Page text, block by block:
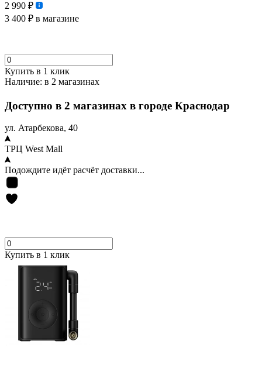
2 990 ₽
3 400 ₽ в магазине
Купить в 1 клик
Наличие: в 2 магазинах
Доступно в 2 магазинах в городе Краснодар
ул. Атарбекова, 40
ТРЦ West Mall
Подождите идёт расчёт доставки...
Купить в 1 клик